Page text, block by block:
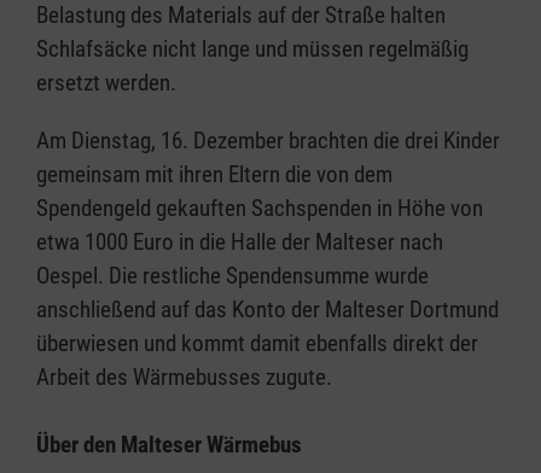
Belastung des Materials auf der Straße halten
Schlafsäcke nicht lange und müssen regelmäßig
ersetzt werden.
Am Dienstag, 16. Dezember brachten die drei Kinder
gemeinsam mit ihren Eltern die von dem
Spendengeld gekauften Sachspenden in Höhe von
etwa 1000 Euro in die Halle der Malteser nach
Oespel. Die restliche Spendensumme wurde
anschließend auf das Konto der Malteser Dortmund
überwiesen und kommt damit ebenfalls direkt der
Arbeit des Wärmebusses zugute.
Über den Malteser Wärmebus